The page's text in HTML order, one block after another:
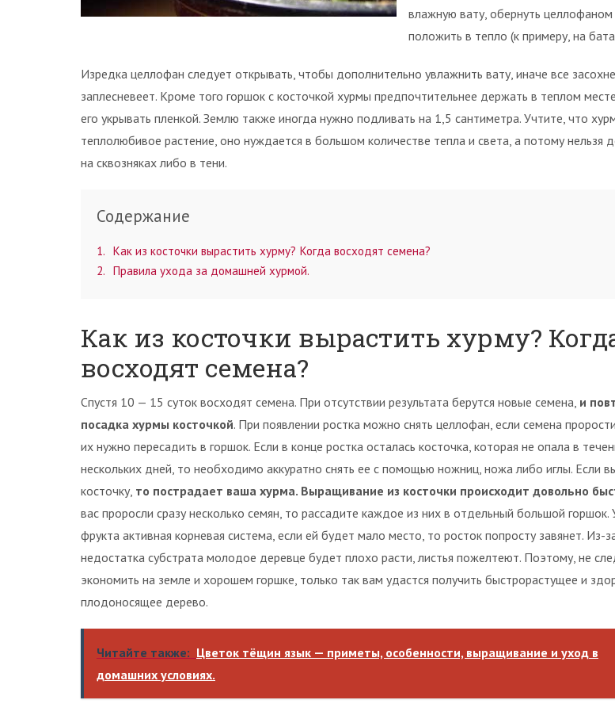
влажную вату, обернуть целлофаном
положить в тепло (к примеру, на
Изредка целлофан следует открывать, чтобы дополнительно увлажнить вату, иначе все
заплесневеет. Кроме того горшок с косточкой хурмы предпочтительнее держать в теплом
его укрывать пленкой. Землю также иногда нужно подливать на 1,5 сантиметра. Учтите, что
теплолюбивое растение, оно нуждается в большом количестве тепла и света, а потому нельзя
на сквозняках либо в тени.
Содержание
1
Как из косточки вырастить хурму? Когда восходят семена?
2
Правила ухода за домашней хурмой.
Как из косточки вырастить хурму?
восходят семена?
Спустя 10 — 15 суток восходят семена. При отсутствии результата берутся новые семена, и
посадка хурмы косточкой. При появлении ростка можно снять целлофан, если семена
их нужно пересадить в горшок. Если в конце ростка осталась косточка, которая не опала в
нескольких дней, то необходимо аккуратно снять ее с помощью ножниц, ножа либо иглы. Если
косточку, то пострадает ваша хурма. Выращивание из косточки происходит довольно
вас проросли сразу несколько семян, то рассадите каждое из них в отдельный большой горшок.
фрукта активная корневая система, если ей будет мало место, то росток попросту завянет. Из-
недостатка субстрата молодое деревце будет плохо расти, листья пожелтеют. Поэтому, не
экономить на земле и хорошем горшке, только так вам удастся получить быстрорастущее и
плодоносящее дерево.
Читайте также: Цветок тёщин язык — приметы, особенности, выращивание и уход в
домашних условиях.